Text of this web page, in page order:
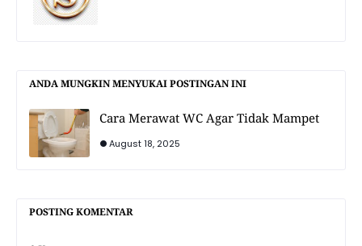
ANDA MUNGKIN MENYUKAI POSTINGAN INI
Cara Merawat WC Agar Tidak Mampet
August 18, 2025
POSTING KOMENTAR